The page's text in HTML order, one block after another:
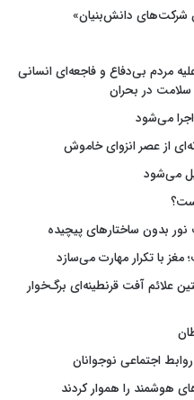
شرکت‌های دانش‌بنیان»
مردم بی‌دفاع و فاجعه‌ای انسانی
در بحران
می‌شود
از عصر انزوای خاموش
می‌شود
بدون ساختارهای پیچیده
با تکرار مهارت می‌سازد
علائم آفت قرنطینه‌ای برگ‌خوار
اجتماعی نوجوانان
هوشمند را هموار کردند